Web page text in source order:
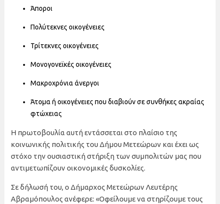
Άποροι
Πολύτεκνες οικογένειες
Τρίτεκνες οικογένειες
Μονογονεϊκές οικογένειες
Μακροχρόνια άνεργοι
Άτομα ή οικογένειες που διαβιούν σε συνθήκες ακραίας
φτώχειας
Η πρωτοβουλία αυτή εντάσσεται στο πλαίσιο της
κοινωνικής πολιτικής του Δήμου Μετεώρων και έχει ως
στόχο την ουσιαστική στήριξη των συμπολιτών μας που
αντιμετωπίζουν οικονομικές δυσκολίες.
Σε δήλωσή του, ο Δήμαρχος Μετεώρων Λευτέρης
Αβραμόπουλος ανέφερε: «Οφείλουμε να στηρίζουμε τους